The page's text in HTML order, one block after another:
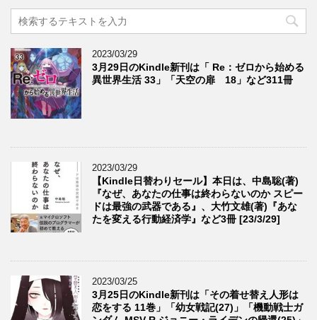
2023/03/29
3月29日のKindle新刊は「 Re：ゼロから始める
異世界生活 33」「天空の扉 18」など311冊
2023/03/29
【Kindle日替わりセール】本日は、中島聡(著)
『なぜ、あなたの仕事は終わらないのか スピー
ドは最強の武器である』、大竹文雄(著)『あな
たを変える行動経済学』など3冊 [23/3/29]
2023/03/25
3月25日のKindle新刊は「その着せ替え人形は
恋をする 11巻」「幼女戦記(27)」「機動戦士ガ